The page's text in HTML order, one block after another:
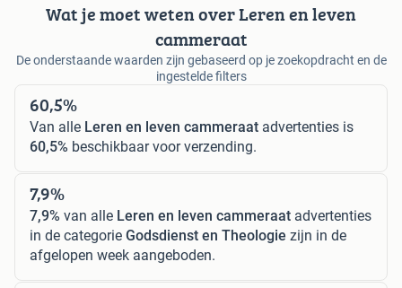
Wat je moet weten over Leren en leven
cammeraat
De onderstaande waarden zijn gebaseerd op je zoekopdracht en de
ingestelde filters
60,5%
Van alle Leren en leven cammeraat advertenties is
60,5% beschikbaar voor verzending.
7,9%
7,9% van alle Leren en leven cammeraat advertenties
in de categorie Godsdienst en Theologie zijn in de
afgelopen week aangeboden.